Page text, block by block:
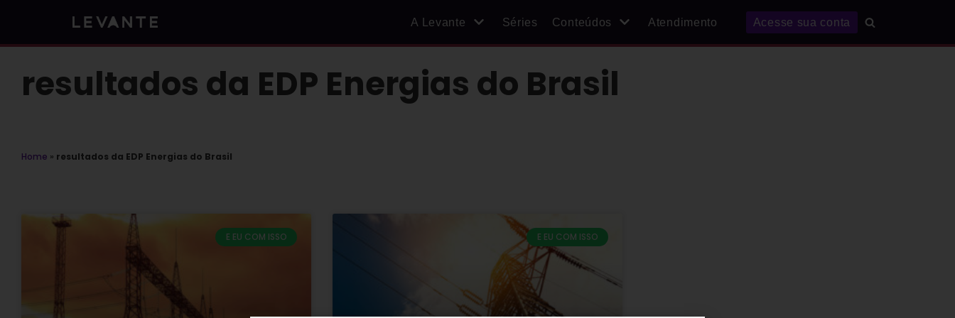
A Levante Séries Conteúdos Atendimento Acesse sua conta
resultados da EDP Energias do Brasil
Home » resultados da EDP Energias do Brasil
E EU COM ISSO E EU COM ISSO